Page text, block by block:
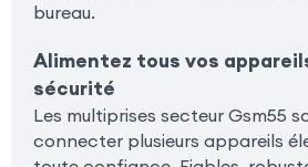
bureau.
Alimentez tous vos
sécurité
Les multiprises secteur Gsm55
connecter plusieurs appareils